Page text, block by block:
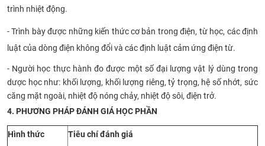
trình nhiệt động.
-Trình bày được những kiến thức cơ bản trong điện, từ học, các định
luật của dòng điện không đổi và các định luật cảm ứng điện từ.
- Người học thực hành đo được một số đại lượng vật lý dùng trong
dược học như: khối lượng, khối lượng riêng, tỷ trọng, hệ số nhớt, sức
căng mặt ngoài, nhiệt độ nóng chảy, nhiệt độ sôi, điện trở.
4. PHƯƠNG PHÁP ĐÁNH GIÁ HỌC PHẦN
Hình thức Tiêu chí đánh giá